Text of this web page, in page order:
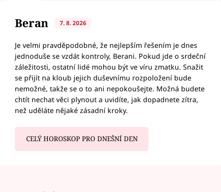
Beran 7. 8. 2026
Je velmi pravděpodobné, že nejlepším řešením je dnes
jednoduše se vzdát kontroly, Berani. Pokud jde o srdeční
záležitosti, ostatní lidé mohou být ve víru zmatku. Snažit
se přijít na kloub jejich duševnímu rozpoložení bude
nemožné, takže se o to ani nepokoušejte. Možná budete
chtít nechat věci plynout a uvidíte, jak dopadnete zítra,
než uděláte nějaké zásadní kroky.
CELÝ HOROSKOP PRO DNEŠNÍ DEN